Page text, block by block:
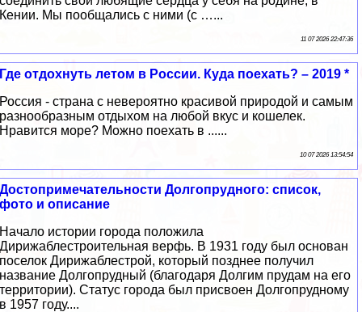
Кении. Мы пообщались с ними (с …...
11 07 2026 22:47:36
Где отдохнуть летом в России. Куда поехать? – 2019 *
Россия - страна с невероятно красивой природой и самым
разнообразным отдыхом на любой вкус и кошелек.
Нравится море? Можно поехать в ......
10 07 2026 13:54:54
Достопримечательности Долгопрудного: список,
фото и описание
Начало истории города положила
Дирижаблестроительная верфь. В 1931 году был основан
поселок Дирижаблестрой, который позднее получил
название Долгопрудный (благодаря Долгим прудам на его
территории). Статус города был присвоен Долгопрудному
в 1957 году....